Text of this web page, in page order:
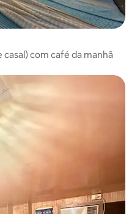
casal) com café da manhã